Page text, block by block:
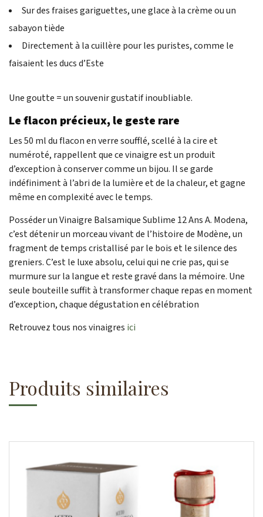
Sur des fraises gariguettes, une glace à la crème ou un
sabayon tiède
Directement à la cuillère pour les puristes, comme le
faisaient les ducs d’Este
Une goutte = un souvenir gustatif inoubliable.
Le flacon précieux, le geste rare
Les 50 ml du flacon en verre soufflé, scellé à la cire et
numéroté, rappellent que ce vinaigre est un produit
d’exception à conserver comme un bijou. Il se garde
indéfiniment à l’abri de la lumière et de la chaleur, et gagne
même en complexité avec le temps.
Posséder un Vinaigre Balsamique Sublime 12 Ans A. Modena,
c’est détenir un morceau vivant de l’histoire de Modène, un
fragment de temps cristallisé par le bois et le silence des
greniers. C’est le luxe absolu, celui qui ne crie pas, qui se
murmure sur la langue et reste gravé dans la mémoire. Une
seule bouteille suffit à transformer chaque repas en moment
d’exception, chaque dégustation en célébration
Retrouvez tous nos vinaigres ici
Produits similaires